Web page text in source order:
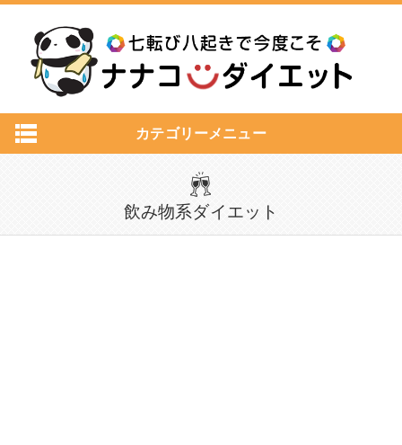
カテゴリーメニュー
飲み物系ダイエット